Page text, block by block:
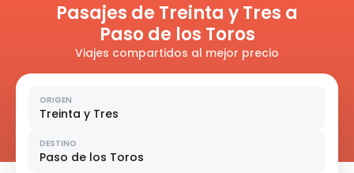
Pasajes de Treinta y Tres a
Paso de los Toros
Viajes compartidos al mejor precio
ORIGEN
Treinta y Tres
DESTINO
Paso de los Toros